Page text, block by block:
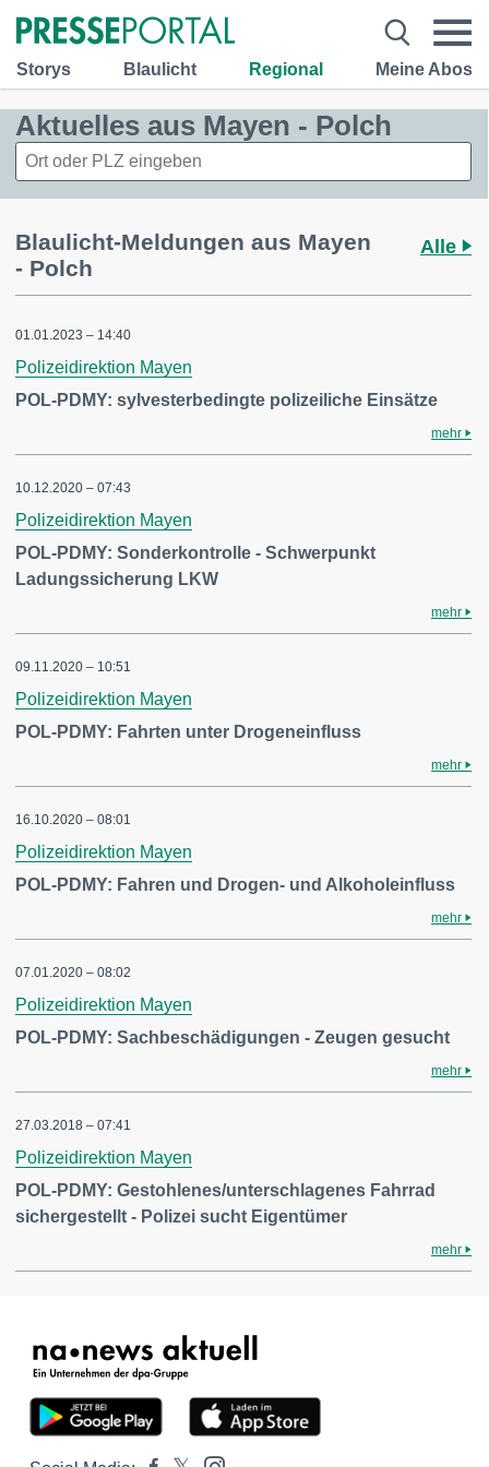
Storys Blaulicht Regional Meine Abos
Aktuelles aus Mayen - Polch
Blaulicht-Meldungen aus Mayen
- Polch
Alle
01.01.2023 – 14:40
Polizeidirektion Mayen
POL-PDMY: sylvesterbedingte polizeiliche Einsätze
mehr
10.12.2020 – 07:43
Polizeidirektion Mayen
POL-PDMY: Sonderkontrolle - Schwerpunkt
Ladungssicherung LKW
mehr
09.11.2020 – 10:51
Polizeidirektion Mayen
POL-PDMY: Fahrten unter Drogeneinfluss
mehr
16.10.2020 – 08:01
Polizeidirektion Mayen
POL-PDMY: Fahren und Drogen- und Alkoholeinfluss
mehr
07.01.2020 – 08:02
Polizeidirektion Mayen
POL-PDMY: Sachbeschädigungen - Zeugen gesucht
mehr
27.03.2018 – 07:41
Polizeidirektion Mayen
POL-PDMY: Gestohlenes/unterschlagenes Fahrrad
sichergestellt - Polizei sucht Eigentümer
mehr